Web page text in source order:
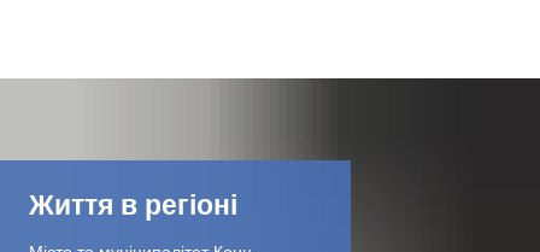
Життя в регіоні